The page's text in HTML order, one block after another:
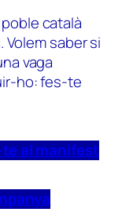
català
saber si
vaga
ho: fes-te
al manifest